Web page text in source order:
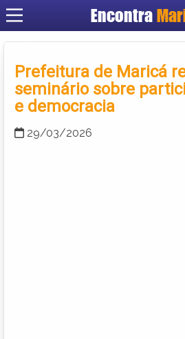
Encontra
Criar
Prefeitura de Maricá
seminário sobre
e democracia
29/03/2026